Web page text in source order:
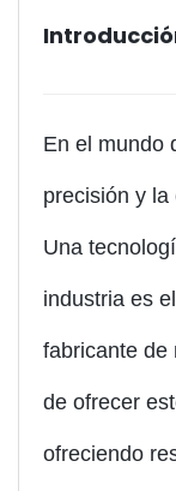
En el mundo
precisión y la
Una
industria es
fabricante de
de ofrecer
ofreciendo